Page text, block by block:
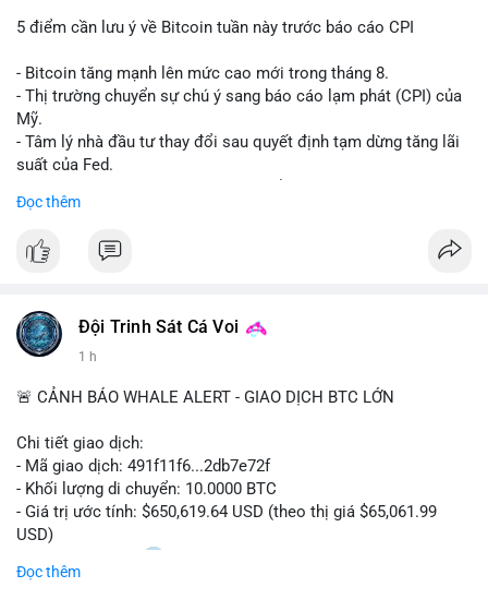
5 điểm cần lưu ý về Bitcoin tuần này trước báo cáo CPI
- Bitcoin tăng mạnh lên mức cao mới trong tháng 8.
- Thị trường chuyển sự chú ý sang báo cáo lạm phát (CPI) của
Mỹ.
- Tâm lý nhà đầu tư thay đổi sau quyết định tạm dừng tăng lãi
suất của Fed.
theo.
#bitcoin #btc #cryptonews
#vlikevn #titanbot
📰 Nguồn: Cointelegraph
Đọc thêm
Đội Trinh Sát Cá Voi
1 h
🚨 CẢNH BÁO WHALE ALERT - GIAO DỊCH BTC LỚN
Chi tiết giao dịch:
- Mã giao dịch: 491f11f6...2db7e72f
- Khối lượng di chuyển: 10.0000 BTC
- Giá trị ước tính: $650,619.64 USD (theo thị giá $65,061.99
USD)
- Thời gian: 11:20
Đọc thêm